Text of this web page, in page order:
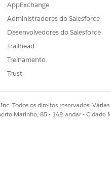
sem preencher um
ausentes.
AppExchange
Administradores do Salesforce
Desenvolvedores do Salesforce
Trailhead
Treinamento
Trust
Todos os direitos reservados.
Marinho, 85 - 14º andar - Cidade